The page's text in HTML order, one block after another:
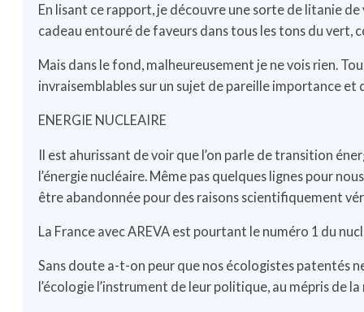
En lisant ce rapport, je découvre une sorte de litanie
cadeau entouré de faveurs dans tous les tons du vert,
Mais dans le fond, malheureusement je ne vois rien.
invraisemblables sur un sujet de pareille importance et
ENERGIE NUCLEAIRE
Il est ahurissant de voir que l’on parle de transition
l’énergie nucléaire. Même pas quelques lignes pour
être abandonnée pour des raisons scientifiquement
La France avec AREVA est pourtant le numéro 1 du
Sans doute a-t-on peur que nos écologistes patentés
l’écologie l’instrument de leur politique, au mépris de